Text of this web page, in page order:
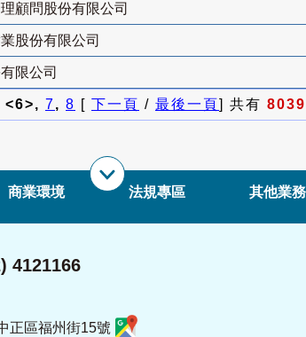
顧問股份有限公司
股份有限公司
限公司
<6>, 7, 8 [ 下一頁 / 最後一頁] 共有 8039
商業環境 法規專區 其他業務
4121166
正區福州街15號